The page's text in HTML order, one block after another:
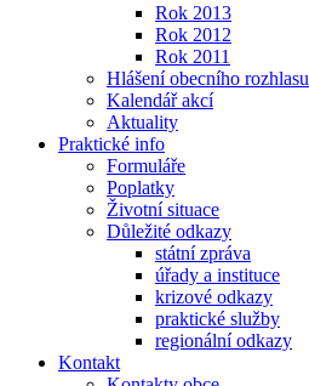
Rok 2013
Rok 2012
Rok 2011
Hlášení obecního rozhlasu
Kalendář akcí
Aktuality
Praktické info
Formuláře
Poplatky
Životní situace
Důležité odkazy
státní zpráva
úřady a instituce
krizové odkazy
praktické služby
regionální odkazy
Kontakt